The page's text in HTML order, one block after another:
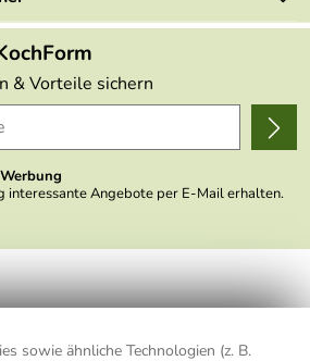
sowie ähnliche Technologien (z. B.
& Vorteile sichern
interessante Angebote per E-Mail erhalten.
nicht an andere Unternehmen
Zwecken wird in anonymer Form
konkrete Person geklickt hat. Diese
meiner E-Mail- Adresse für Werbezwecke
für die Zukunft widerrufen, indem ich
Ende des Newsletters anklicke oder die
deaktiviere. Die
habe ich zur Kenntnis genommen.